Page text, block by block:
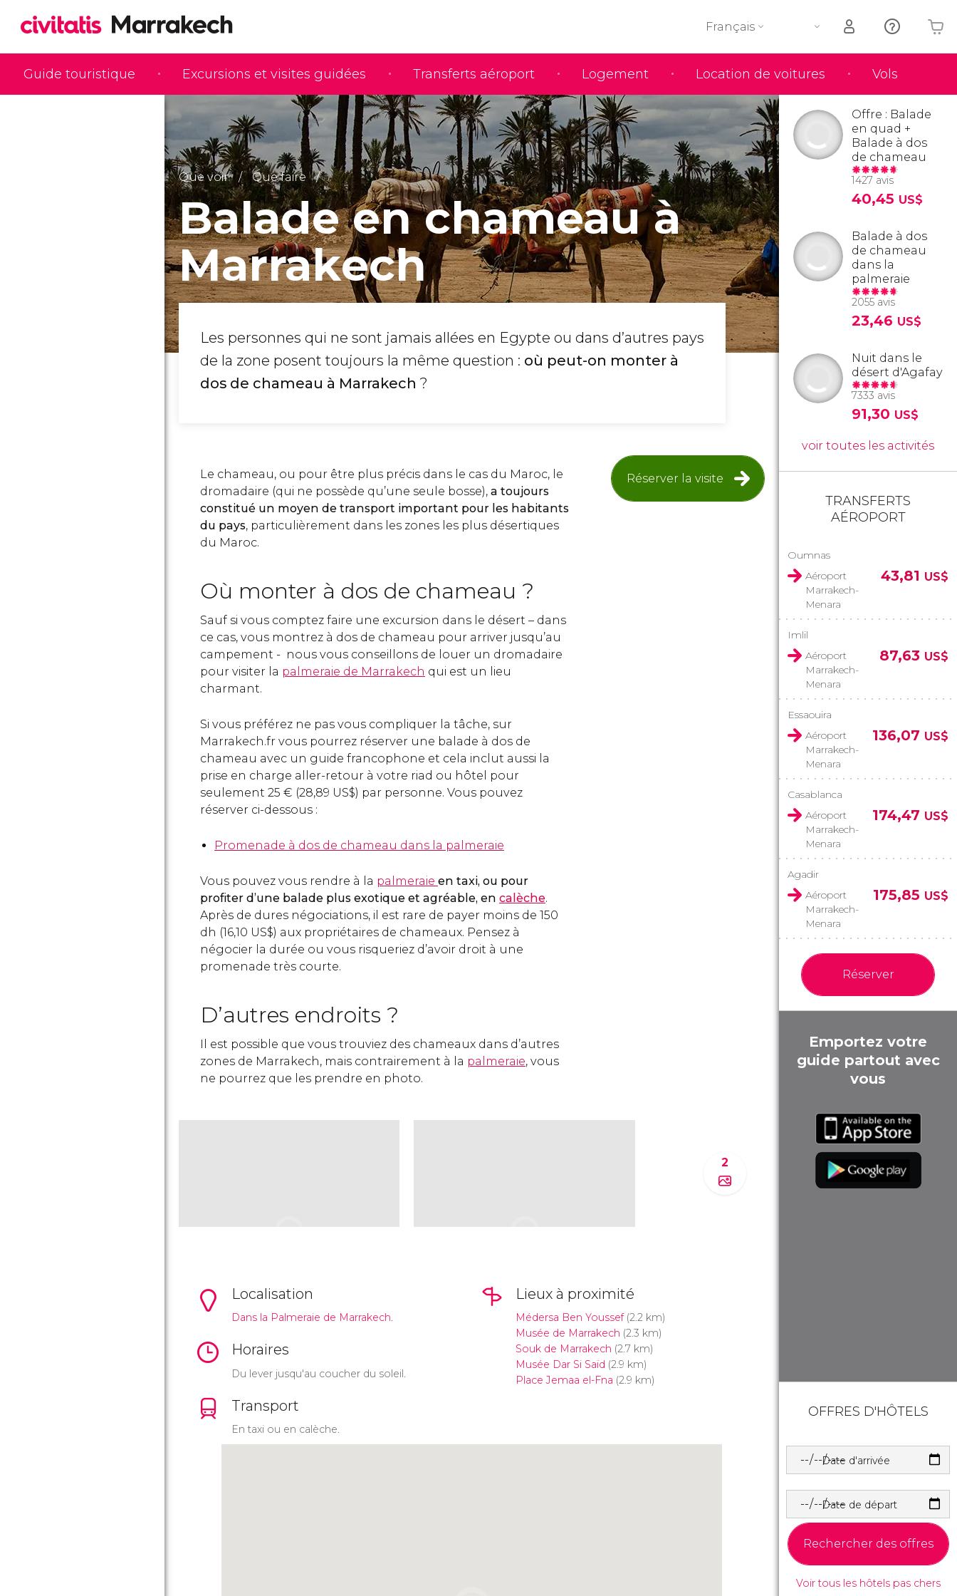
Guide touristique Excursions et visites guidées Transferts aéroport Logement Location de voitures Vols
Français
Votre panier est vide
Que voir Que faire
Balade en chameau à
Marrakech
Les personnes qui ne sont jamais allées en Egypte ou dans d’autres pays
de la zone posent toujours la même question : où peut-on monter à
dos de chameau à Marrakech ?
Réserver la visite
Le chameau, ou pour être plus précis dans le cas du Maroc, le
dromadaire (qui ne possède qu’une seule bosse), a toujours
constitué un moyen de transport important pour les habitants
du pays, particulièrement dans les zones les plus désertiques
du Maroc.
Où monter à dos de chameau ?
Sauf si vous comptez faire une excursion dans le désert – dans
ce cas, vous montrez à dos de chameau pour arriver jusqu’au
campement - nous vous conseillons de louer un dromadaire
pour visiter la palmeraie de Marrakech qui est un lieu
charmant.
Si vous préférez ne pas vous compliquer la tâche, sur
Marrakech.fr vous pourrez réserver une balade à dos de
chameau avec un guide francophone et cela inclut aussi la
prise en charge aller-retour à votre riad ou hôtel pour
seulement 25 € (28,89 US$) par personne. Vous pouvez
réserver ci-dessous :
Promenade à dos de chameau dans la palmeraie
Vous pouvez vous rendre à la palmeraie en taxi, ou pour
profiter d’une balade plus exotique et agréable, en calèche.
Après de dures négociations, il est rare de payer moins de 150
dh (16,10 US$) aux propriétaires de chameaux. Pensez à
négocier la durée ou vous risqueriez d’avoir droit à une
promenade très courte.
D’autres endroits ?
Il est possible que vous trouviez des chameaux dans d’autres
zones de Marrakech, mais contrairement à la palmeraie, vous
ne pourrez que les prendre en photo.
2
Localisation
Dans la Palmeraie de Marrakech.
Horaires
Du lever jusqu'au coucher du soleil.
Transport
En taxi ou en calèche.
Lieux à proximité
Médersa Ben Youssef(2.2 km)
Musée de Marrakech (2.3 km)
Souk de Marrakech (2.7 km)
Musée Dar Si Saïd (2.9 km)
Place Jemaa el-Fna (2.9 km)
Offre : Balade
en quad +
Balade à dos
de chameau
1427 avis
40,45 US$
Balade à dos
de chameau
dans la
palmeraie
2055 avis
23,46 US$
Nuit dans le
désert d'Agafay
7333 avis
91,30 US$
voir toutes les activités
TRANSFERTS
AÉROPORT
Oumnas
Aéroport
Marrakech-
Menara
43,81 US$
Imlil
Aéroport
Marrakech-
Menara
87,63 US$
Essaouira
Aéroport
Marrakech-
Menara
136,07 US$
Casablanca
Aéroport
Marrakech-
Menara
174,47 US$
Agadir
Aéroport
Marrakech-
Menara
175,85 US$
Réserver
Emportez votre
guide partout avec
vous
OFFRES D'HÔTELS
Date d'arrivée
Date de départ
Rechercher des offres
Voir tous les hôtels pas chers